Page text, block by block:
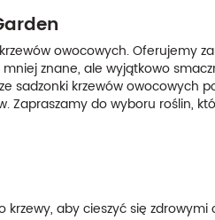
owocowych. Oferujemy
znane, ale wyjątkowo
sadzonki krzewów owocowych
Zapraszamy do wyboru roślin,
krzewy, aby cieszyć się